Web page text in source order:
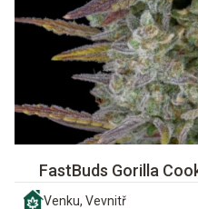
FastBuds Gorilla
Venku, Vevnitř